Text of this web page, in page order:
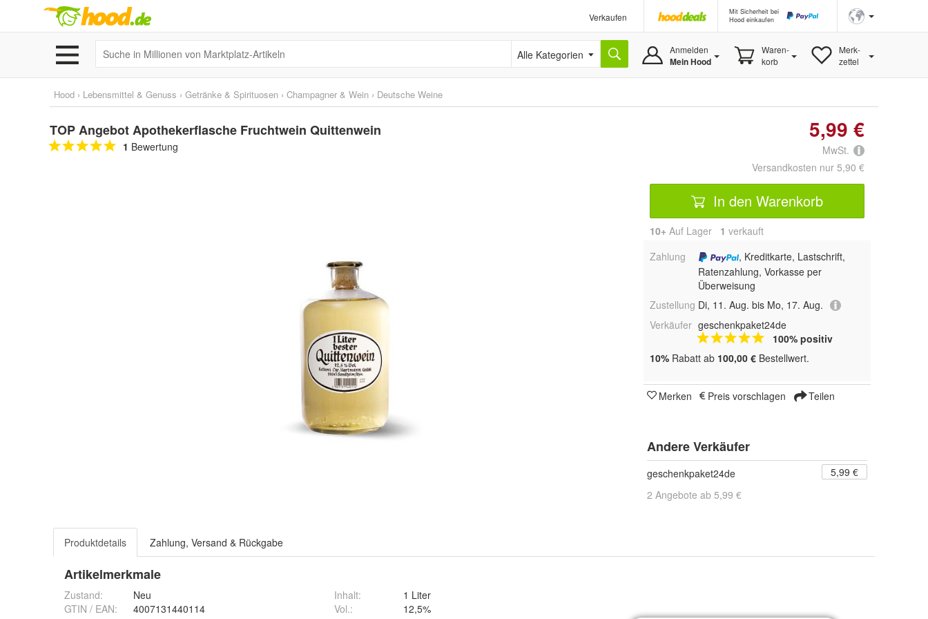
Verkaufen
Mit Sicherheit bei
Hood einkaufen
Alle Kategorien Anmelden
Mein Hood
Waren-
korb
Merk-
zettel
Hood › Lebensmittel & Genuss › Getränke & Spirituosen › Champagner & Wein › Deutsche Weine
TOP Angebot Apothekerflasche Fruchtwein Quittenwein
1 Bewertung
5,99 €
MwSt.
Versandkosten nur 5,90 €
In den Warenkorb
10+ Auf Lager 1 verkauft
Zahlung
, Kreditkarte, Lastschrift,
Ratenzahlung, Vorkasse per
Überweisung
Zustellung Di, 11. Aug. bis Mo, 17. Aug.
Verkäufer geschenkpaket24de
100% positiv
10% Rabatt ab 100,00 € Bestellwert.
Merken Preis vorschlagen Teilen
Andere Verkäufer
geschenkpaket24de
5,99 €
2 Angebote ab 5,99 €
Produktdetails Zahlung, Versand & Rückgabe
Artikelmerkmale
Zustand:
Neu
GTIN / EAN:
4007131440114
Inhalt:
1 Liter
Vol.: 12,5%